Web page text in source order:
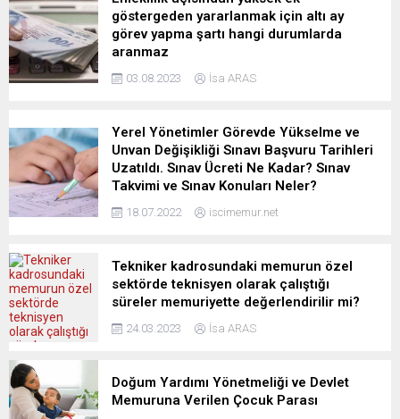
göstergeden yararlanmak için altı ay
görev yapma şartı hangi durumlarda
aranmaz
03.08.2023 İsa ARAS
Yerel Yönetimler Görevde Yükselme ve
Unvan Değişikliği Sınavı Başvuru Tarihleri
Uzatıldı. Sınav Ücreti Ne Kadar? Sınav
Takvimi ve Sınav Konuları Neler?
18.07.2022 iscimemur.net
Tekniker kadrosundaki memurun özel
sektörde teknisyen olarak çalıştığı
süreler memuriyette değerlendirilir mi?
24.03.2023 İsa ARAS
Doğum Yardımı Yönetmeliği ve Devlet
Memuruna Verilen Çocuk Parası